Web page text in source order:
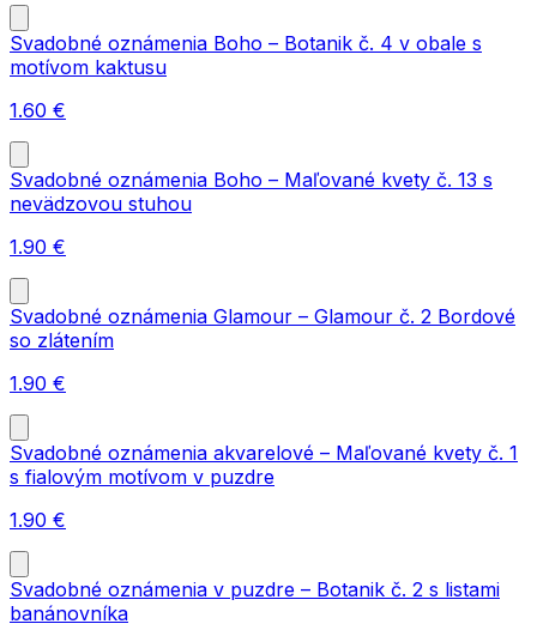
Svadobné oznámenia Boho – Botanik č. 4 v obale s
motívom kaktusu
1.60 €
Svadobné oznámenia Boho – Maľované kvety č. 13 s
nevädzovou stuhou
1.90 €
Svadobné oznámenia Glamour – Glamour č. 2 Bordové
so zlátením
1.90 €
Svadobné oznámenia akvarelové – Maľované kvety č. 1
s fialovým motívom v puzdre
1.90 €
Svadobné oznámenia v puzdre – Botanik č. 2 s listami
banánovníka